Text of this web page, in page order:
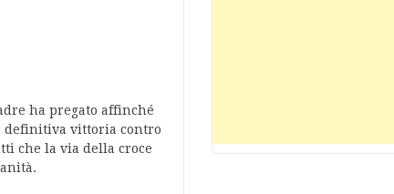
ha pregato affinché
definitiva vittoria contro
che la via della croce